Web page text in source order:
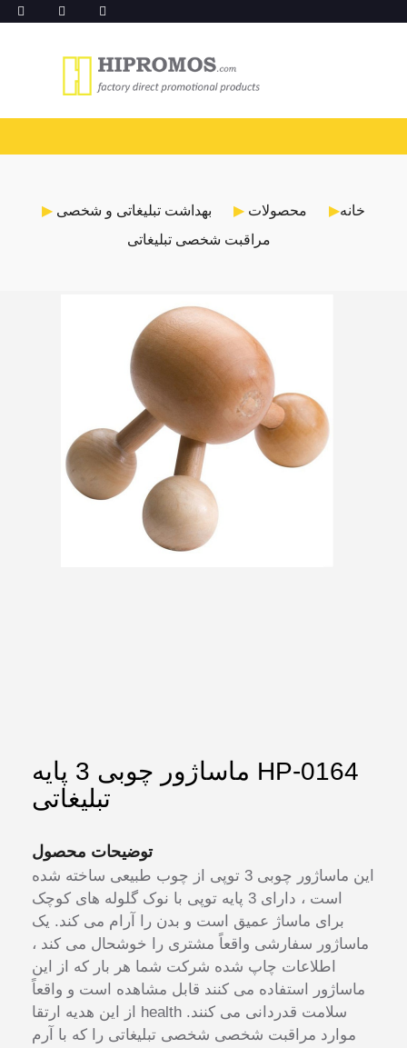
خانه محصولات
بهداشت تبلیغاتی و شخصی
مراقبت شخصی تبلیغاتی
ماساژور چوبی 3 پایه HP-0164
تبلیغاتی
توضیحات محصول
این ماساژور چوبی 3 توپی از چوب طبیعی ساخته شده
است ، دارای 3 پایه توپی با نوک گلوله های کوچک
برای ماساژ عمیق است و بدن را آرام می کند. یک
ماساژور سفارشی واقعاً مشتری را خوشحال می کند ،
اطلاعات چاپ شده شرکت شما هر بار که از این
ماساژور استفاده می کنند قابل مشاهده است و واقعاً
از این هدیه ارتقا health سلامت قدردانی می کنند.
موارد مراقبت شخصی شخصی تبلیغاتی را که با آرم